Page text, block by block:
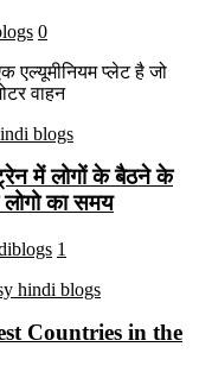
0
एल्यूमीनियम प्लेट है जो
वाहन
में लोगों के बैठने के
का समय
1
Countries in the